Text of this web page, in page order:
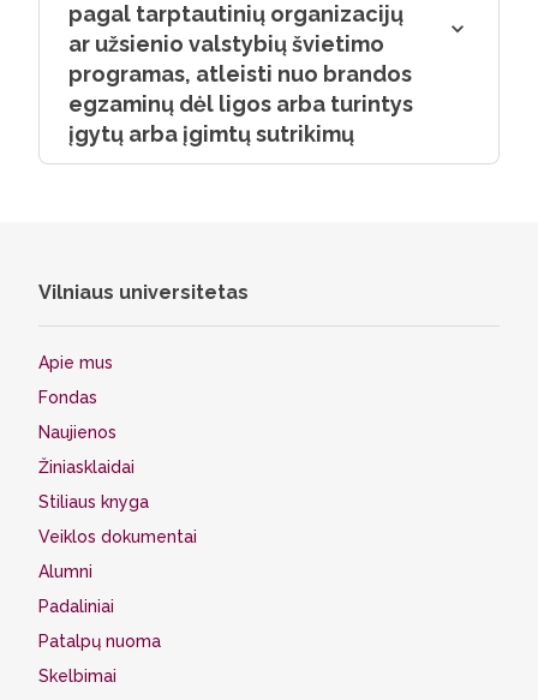
pagal tarptautinių organizacijų
ar užsienio valstybių švietimo
programas, atleisti nuo brandos
egzaminų dėl ligos arba turintys
įgytų arba įgimtų sutrikimų
Vilniaus universitetas
Apie mus
Fondas
Naujienos
Žiniasklaidai
Stiliaus knyga
Veiklos dokumentai
Alumni
Padaliniai
Patalpų nuoma
Skelbimai